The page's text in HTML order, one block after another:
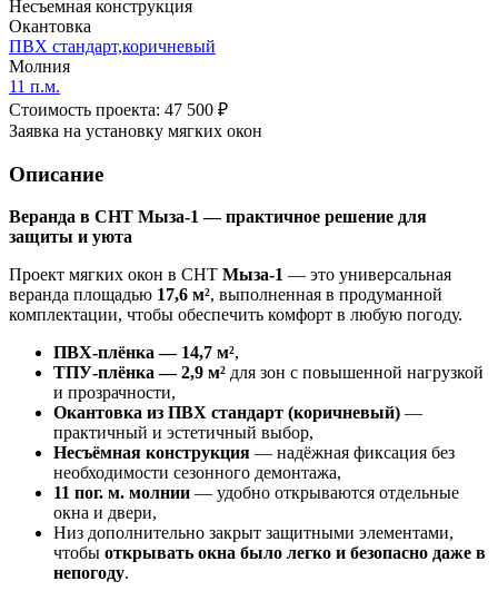
Несъемная конструкция
Окантовка
ПВХ стандарт,коричневый
Молния
11 п.м.
Стоимость проекта: 47 500 ₽
Заявка на установку мягких окон
Описание
Веранда в СНТ Мыза-1 — практичное решение для
защиты и уюта
Проект мягких окон в СНТ Мыза-1 — это универсальная
веранда площадью 17,6 м², выполненная в продуманной
комплектации, чтобы обеспечить комфорт в любую погоду.
ПВХ-плёнка — 14,7 м²,
ТПУ-плёнка — 2,9 м² для зон с повышенной нагрузкой
и прозрачности,
Окантовка из ПВХ стандарт (коричневый) —
практичный и эстетичный выбор,
Несъёмная конструкция — надёжная фиксация без
необходимости сезонного демонтажа,
11 пог. м. молнии — удобно открываются отдельные
окна и двери,
Низ дополнительно закрыт защитными элементами,
чтобы открывать окна было легко и безопасно даже в
непогоду.